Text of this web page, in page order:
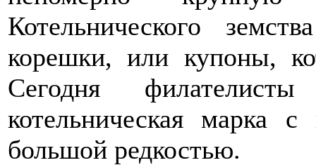
Котельнического
корешки, или купоны,
Сегодня
котельническая марка
большой редкостью.